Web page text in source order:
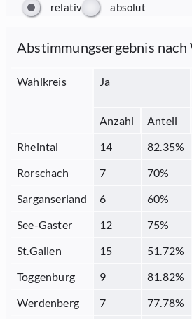
relativ absolut
Abstimmungsergebnis nach
Wahlkreis Ja
Anzahl
Anteil
Rheintal
14 82.35%
Rorschach
7 70%
Sarganserland
6 60%
See-Gaster
12 75%
St.Gallen
15 51.72%
Toggenburg
9 81.82%
Werdenberg
7 77.78%